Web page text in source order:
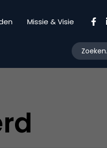
Missie & Visie